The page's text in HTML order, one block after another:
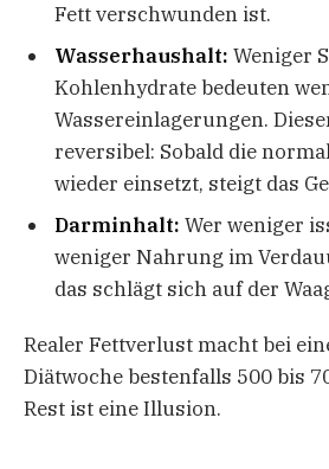
Fett verschwunden ist.
Wasserhaushalt: Weniger
Kohlenhydrate bedeuten
Wassereinlagerungen.
reversibel: Sobald die
wieder einsetzt, steigt das
Darminhalt: Wer weniger
weniger Nahrung im
das schlägt sich auf der
Realer Fettverlust macht bei
Diätwoche bestenfalls 500 bis
Rest ist eine Illusion.